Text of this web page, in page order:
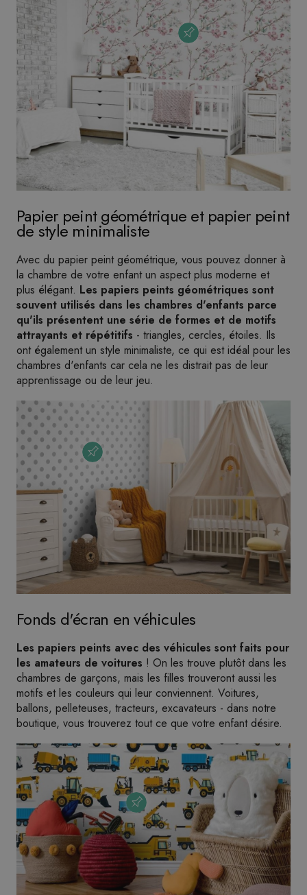
Papier peint géométrique et papier peint
de style minimaliste
Avec du papier peint géométrique, vous pouvez donner à
la chambre de votre enfant un aspect plus moderne et
plus élégant. Les papiers peints géométriques sont
souvent utilisés dans les chambres d'enfants parce
qu'ils présentent une série de formes et de motifs
attrayants et répétitifs - triangles, cercles, étoiles. Ils
ont également un style minimaliste, ce qui est idéal pour les
chambres d'enfants car cela ne les distrait pas de leur
apprentissage ou de leur jeu.
Fonds d'écran en véhicules
Les papiers peints avec des véhicules sont faits pour
les amateurs de voitures ! On les trouve plutôt dans les
chambres de garçons, mais les filles trouveront aussi les
motifs et les couleurs qui leur conviennent. Voitures,
ballons, pelleteuses, tracteurs, excavateurs - dans notre
boutique, vous trouverez tout ce que votre enfant désire.